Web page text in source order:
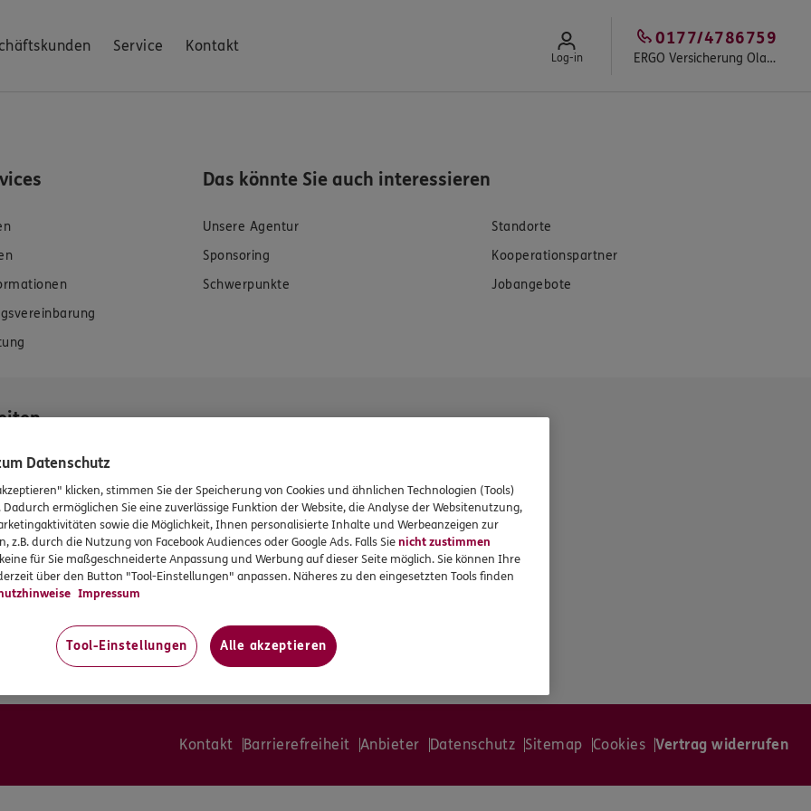
Service Kontakt
Log-in ERGO Versicherung Olaf Hohmann
0177/4786759
Das könnte Sie auch interessieren
Unsere Agentur
Standorte
Sponsoring
Kooperationspartner
Schwerpunkte
Jobangebote
sind Termine auch außerhalb
nach vorheriger telefonischer
Kontakt Barrierefreiheit Anbieter Datenschutz Sitemap Cookies Vertrag widerrufen
Datenschutz
klicken, stimmen Sie der Speicherung von Cookies und ähnlichen Technologien (Tools)
ermöglichen Sie eine zuverlässige Funktion der Website, die Analyse der Websitenutzung,
sowie die Möglichkeit, Ihnen personalisierte Inhalte und Werbeanzeigen zur
z.B. durch die Nutzung von Facebook Audiences oder Google Ads. Falls Sienicht zustimmen
für Sie maßgeschneiderte Anpassung und Werbung auf dieser Seite möglich. Sie können Ihre
über den Button "Tool-Einstellungen" anpassen. Näheres zu den eingesetzten Tools finden
Impressum
Tool-Einstellungen Alle akzeptieren